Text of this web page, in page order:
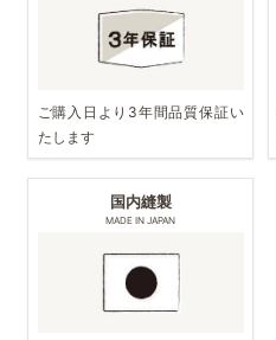
ご購入日より3年間品質保証い
たします
国内縫製
MADE IN JAPAN